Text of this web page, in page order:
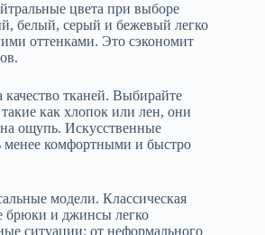
цвета при выборе
белый, серый и бежевый легко
оттенками. Это сэкономит
тканей. Выбирайте
как хлопок или лен, они
ощупь. Искусственные
менее комфортными и быстро
модели. Классическая
брюки и джинсы легко
ситуации: от неформального